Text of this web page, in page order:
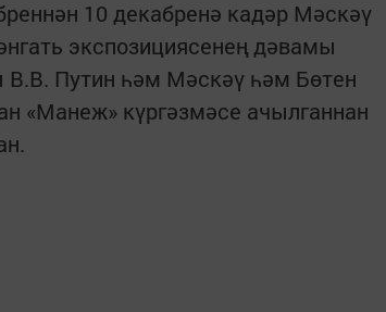
10 декабренә кадәр Мәскәү
экспозициясенең дәвамы
Путин һәм Мәскәү һәм Бөтен
«Манеж» күргәзмәсе ачылганнан